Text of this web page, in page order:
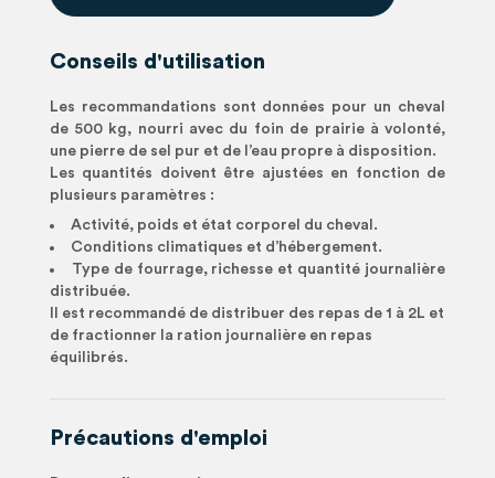
Conseils d'utilisation
Les recommandations sont données pour un cheval
de 500 kg, nourri avec du foin de prairie à volonté,
une pierre de sel pur et de l’eau propre à disposition.
Les quantités doivent être ajustées en fonction de
plusieurs paramètres :
Activité, poids et état corporel du cheval.
Conditions climatiques et d’hébergement.
Type de fourrage, richesse et quantité journalière
distribuée.
Il est recommandé de distribuer des repas de 1 à 2L et
de fractionner la ration journalière en repas
équilibrés.
Précautions d'emploi